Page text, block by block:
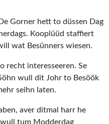
Gorner hett to düssen Dag
Kooplüüd staffiert
wat Besünners wiesen.
recht interesseeren. Se
wull dit Johr to Besöök
seihn laten.
aver ditmal harr he
tum Modderdag